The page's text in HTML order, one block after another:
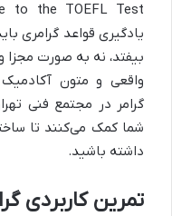
یادگیری قواعد گرامری
بیفتد، نه به صورت
واقعی و متون
گرامر در مجتمع فنی
شما کمک می‌کنند تا
داشته باشید.
تمرین کاربردی